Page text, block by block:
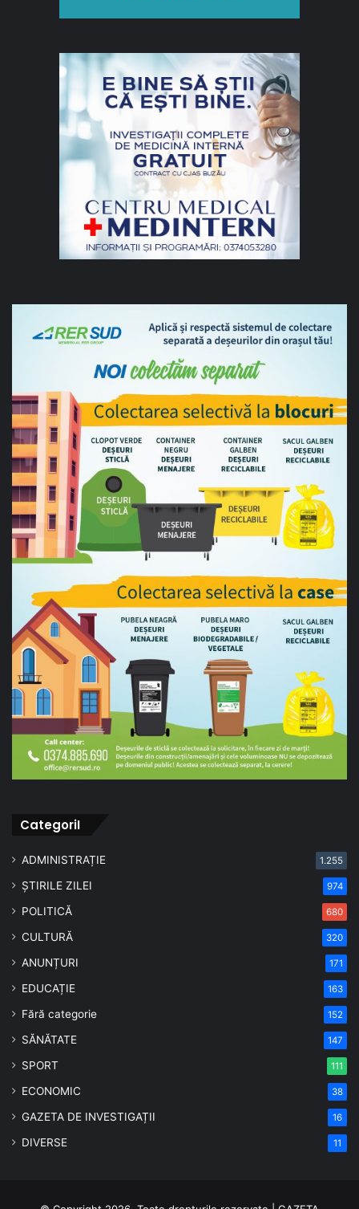
CategoriI
ADMINISTRAȚIE 1.255
ȘTIRILE ZILEI 974
POLITICĂ 680
CULTURĂ 320
ANUNȚURI 171
EDUCAȚIE 163
Fără categorie 152
SĂNĂTATE 147
SPORT 111
ECONOMIC 38
GAZETA DE INVESTIGAȚII 16
DIVERSE 11